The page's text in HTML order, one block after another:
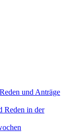
und Anträge
Reden in der